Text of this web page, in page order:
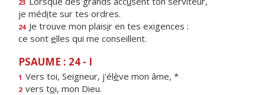
23
je médite sur tes ordres.
24 Je trouve mon plaisir en tes exigences :
ce sont elles qui me conseillent.
PSAUME : 24 - I
1 Vers toi, Seigneur, j'élève mon âme, *
2 vers toi, mon Dieu.